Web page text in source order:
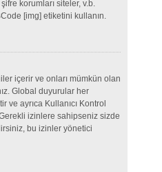
korumları siteler, v.b.
[img] etiketini kullanın.
içerir ve onları mümkün olan
Global duyurular her
ve ayrıca Kullanıcı Kontrol
izinlere sahipseniz sizde
bu izinler yönetici